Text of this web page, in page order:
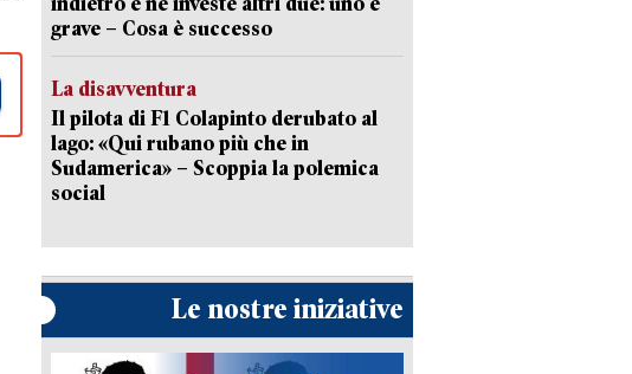
grave – Cosa è successo
La disavventura
Il pilota di F1 Colapinto derubato al
lago: «Qui rubano più che in
Sudamerica» – Scoppia la polemica
social
Le nostre iniziative